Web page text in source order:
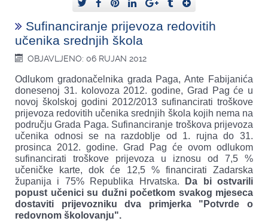
Sufinanciranje prijevoza redovitih
učenika srednjih škola
OBJAVLJENO: 06 RUJAN 2012
Odlukom gradonačelnika grada Paga, Ante Fabijanića
donesenoj 31. kolovoza 2012. godine, Grad Pag će u
novoj školskoj godini 2012/2013 sufinancirati troškove
prijevoza redovitih učenika srednjih škola kojih nema na
području Grada Paga. Sufinanciranje troškova prijevoza
učenika odnosi se na razdoblje od 1. rujna do 31.
prosinca 2012. godine. Grad Pag će ovom odlukom
sufinancirati troškove prijevoza u iznosu od 7,5 %
učeničke karte, dok će 12,5 % financirati Zadarska
županija i 75% Republika Hrvatska.
Da bi ostvarili
popust učenici su dužni početkom svakog mjeseca
dostaviti prijevozniku dva primjerka "Potvrde o
redovnom školovanju".